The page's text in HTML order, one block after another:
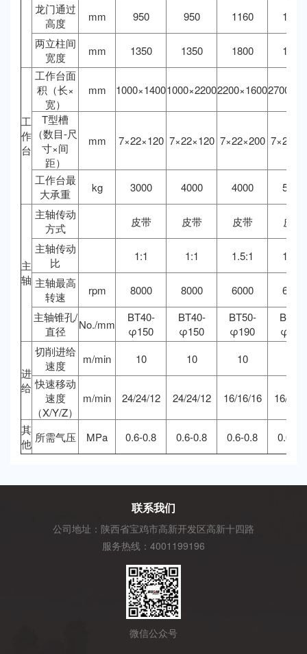
龙门通过
高度
mm 950 950 1160
1160
两立柱间
宽度
mm 1350 1350 1800 1800
工
作
台
工作台面
积（长×
宽）
mm 1000×14001000×22002200×1600
T型槽
（数目-尺
寸×间
距）
mm 7×22×120 7×22×120 7×22×200
工作台最
大承重
kg 3000 4000 4000 5000
主
轴
主轴传动
方式
皮带 皮带 皮带
皮带
主轴传动
比
1:1 1:1 1.5:1
1.5:1
主轴最高
转速
rpm 8000 8000 6000
6000
主轴锥孔/
直径
No./mm
BT40-
φ150
BT40-
φ150
BT50-
φ190
BT50-
φ190
进
给
切削进给
速度
m/min 10 10 10
快速移动
速度
（X/Y/Z）
m/min 24/24/12 24/24/12 16/16/16 16/16/
其
他 所需气压 MPa 0.6-0.8 0.6-0.8 0.6-0.8 0.6-
联系我们
公司地址：陕西省宝鸡市高新开发区高新十四路
服务热线：4001199196
微信公众号